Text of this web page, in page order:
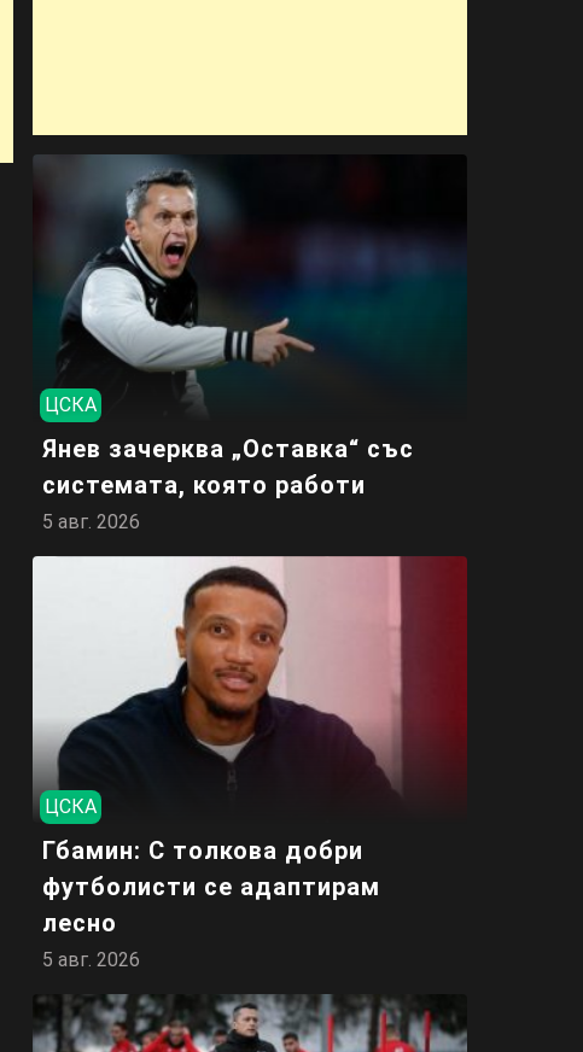
ЦСКА
Янев зачерква „Оставка“ със
системата, която работи
5 авг. 2026
ЦСКА
Гбамин: С толкова добри
футболисти се адаптирам
лесно
5 авг. 2026